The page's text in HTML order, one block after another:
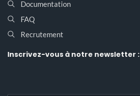
Documentation
FAQ
Recrutement
Inscrivez-vous à notre newsletter :